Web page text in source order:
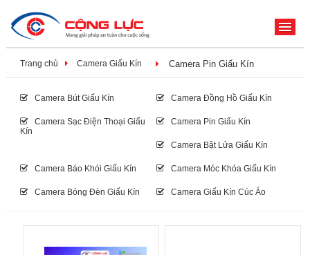
Trang chủ Camera Giấu Kín Camera Pin Giấu Kín
Camera Bút Giấu Kín Camera Đồng Hồ Giấu Kín
Camera Sạc Điện Thoại Giấu
Kín
Camera Pin Giấu Kín
Camera Bật Lửa Giấu Kín
Camera Báo Khói Giấu Kín Camera Móc Khóa Giấu Kín
Camera Bóng Đèn Giấu Kín Camera Giấu Kín Cúc Áo